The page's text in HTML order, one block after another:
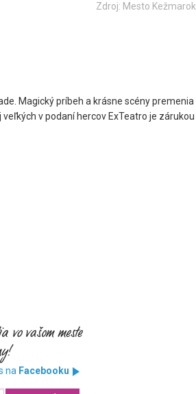
Zdroj: Mesto Kežmarok
Magický príbeh a krásne scény premenia
v podaní hercov ExTeatro je zárukou
na Facebooku